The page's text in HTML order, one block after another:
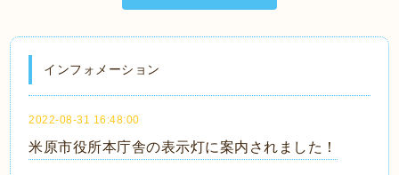
インフォメーション
2022-08-31 16:48:00
米原市役所本庁舎の表示灯に案内されました！